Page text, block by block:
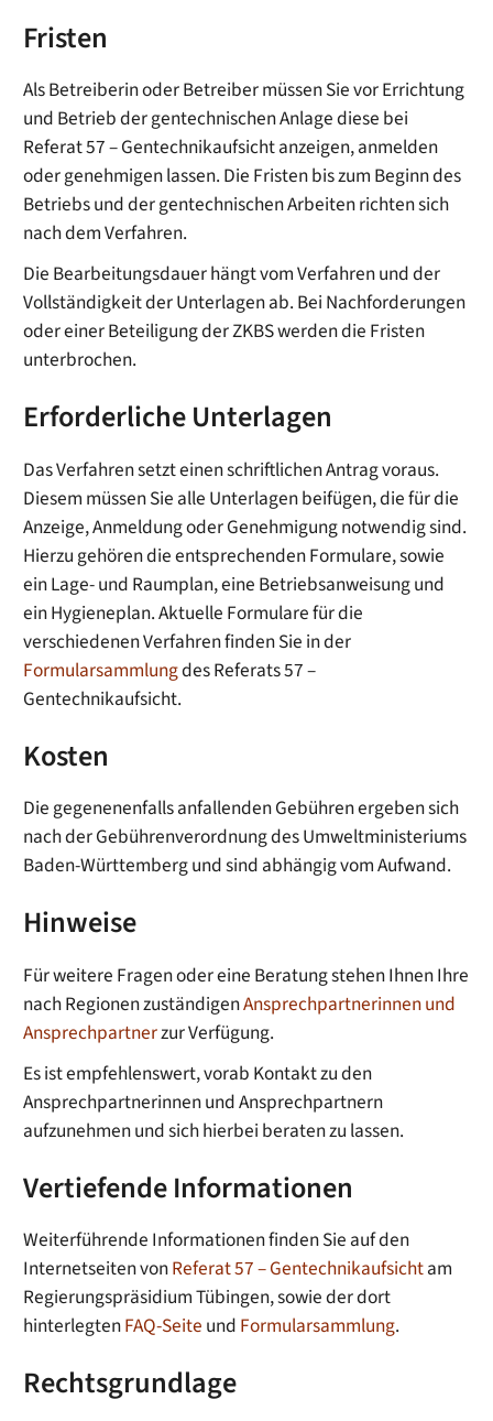
Fristen
Als Betreiberin oder Betreiber müssen Sie vor Errichtung
und Betrieb der gentechnischen Anlage diese bei
Referat 57 – Gentechnikaufsicht anzeigen, anmelden
oder genehmigen lassen. Die Fristen bis zum Beginn des
Betriebs und der gentechnischen Arbeiten richten sich
nach dem Verfahren.
Die Bearbeitungsdauer hängt vom Verfahren und der
Vollständigkeit der Unterlagen ab. Bei Nachforderungen
oder einer Beteiligung der ZKBS werden die Fristen
unterbrochen.
Erforderliche Unterlagen
Das Verfahren setzt einen schriftlichen Antrag voraus.
Diesem müssen Sie alle Unterlagen beifügen, die für die
Anzeige, Anmeldung oder Genehmigung notwendig sind.
Hierzu gehören die entsprechenden Formulare, sowie
ein Lage- und Raumplan, eine Betriebsanweisung und
ein Hygieneplan. Aktuelle Formulare für die
verschiedenen Verfahren finden Sie in der
Formularsammlungdes Referats 57 –
Gentechnikaufsicht.
Kosten
Die gegenenenfalls anfallenden Gebühren ergeben sich
nach der Gebührenverordnung des Umweltministeriums
Baden-Württemberg und sind abhängig vom Aufwand.
Hinweise
Für weitere Fragen oder eine Beratung stehen Ihnen Ihre
nach Regionen zuständigenAnsprechpartnerinnen und
Ansprechpartnerzur Verfügung.
Es ist empfehlenswert, vorab Kontakt zu den
Ansprechpartnerinnen und Ansprechpartnern
aufzunehmen und sich hierbei beraten zu lassen.
Vertiefende Informationen
Weiterführende Informationen finden Sie auf den
Internetseiten vonReferat 57 – Gentechnikaufsichtam
Regierungspräsidium Tübingen, sowie der dort
hinterlegtenFAQ-Seite und Formularsammlung.
Rechtsgrundlage